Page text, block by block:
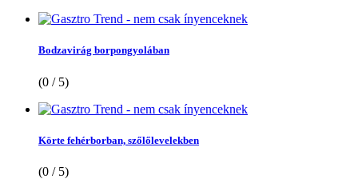
Bodzavirág borpongyolában
(0 / 5)
Körte fehérborban, szőlőlevelekben
(0 / 5)